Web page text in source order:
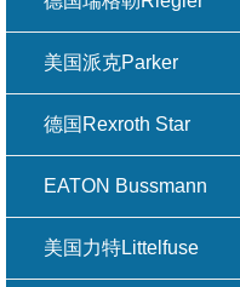
美国派克Parker
德国Rexroth Star
EATON Bussmann
美国力特Littelfuse